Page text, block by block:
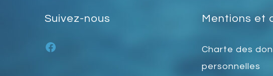
Suivez-nous
Facebook
Mentions et
Charte des
personnelles